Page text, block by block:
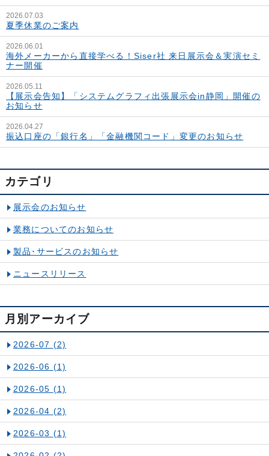
2026.07.03
夏季休業のご案内
2026.06.01
海外メーカーから直接学べる！Siser社 来日展示会＆実演セミ
ナー開催
2026.05.11
【展示会告知】「システムグラフィ出張展示会in静岡」開催の
お知らせ
2026.04.27
振込口座の「銀行名」「金融機関コード」変更のお知らせ
カテゴリ
展示会のお知らせ
業務についてのお知らせ
製品･サービスのお知らせ
ニュースリリース
月別アーカイブ
2026-07 (2)
2026-06 (1)
2026-05 (1)
2026-04 (2)
2026-03 (1)